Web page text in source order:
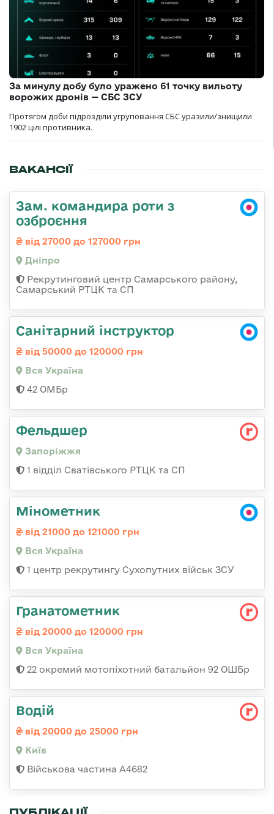
За минулу добу було уражено 61 точку вильоту
ворожих дронів — СБС ЗСУ
Протягом доби підрозділи угруповання СБС уразили/знищили
1902 цілі противника.
ВАКАНСІЇ
Зам. командира роти з
озброєння
від 27000 до 127000 грн
Дніпро
Рекрутинговий центр Самарського району,
Самарський РТЦК та СП
Санітарний інструктор
від 50000 до 120000 грн
Вся Україна
42 ОМБр
Фельдшер
Запоріжжя
1 відділ Сватівського РТЦК та СП
Мінометник
від 21000 до 121000 грн
Вся Україна
1 центр рекрутингу Сухопутних військ ЗСУ
Гранатометник
від 20000 до 120000 грн
Вся Україна
22 окремий мотопіхотний батальйон 92 ОШБр
Водій
від 20000 до 25000 грн
Київ
Військова частина А4682